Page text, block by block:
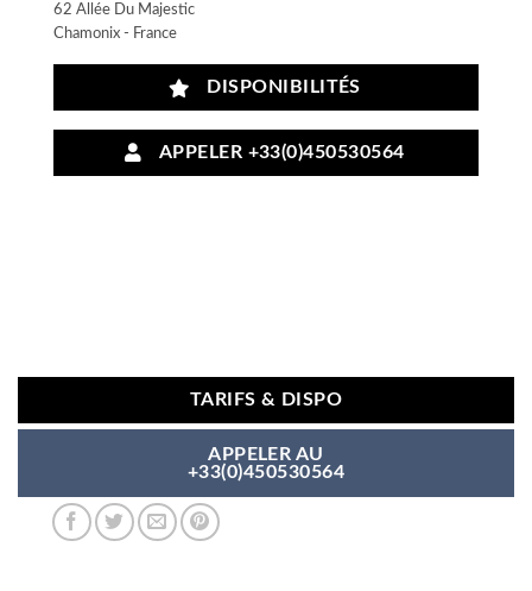
62 Allée Du Majestic
Chamonix - France
DISPONIBILITÉS
APPELER +33(0)450530564
TARIFS & DISPO
APPELER AU
+33(0)450530564